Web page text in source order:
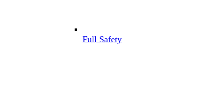
Full Safety